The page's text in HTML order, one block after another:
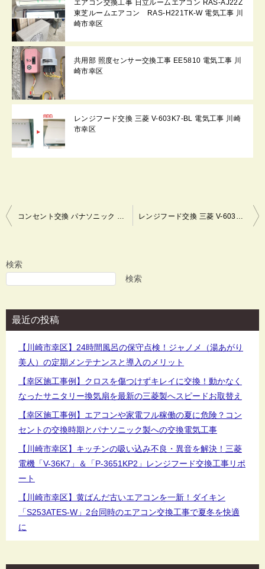
エアコン交換工事 日立ルームエアコン RAS-AJ22Z
東芝ルームエアコン RAS-H221TK-W 電気工事 川
崎市幸区
共用部 照度センサー交換工事 EE5810 電気工事 川
崎市幸区
レンジフード交換 三菱 V-603K7-BL 電気工事 川崎
市幸区
投
稿
ビ
ゲ
シ
ョ
コンセント交換 パナソニック ワイド21 WTF1502WK + WTF7003W 同等品 フルカラー WN1302010 + WN6003SW 電気工事 川崎市幸区 レンジフード交換 三菱 V-603K7-BL 電気工事 川崎市幸区
検索
検索
最近の投稿
【川崎市幸区】24時間風呂の保守点検！ジャノメ（湯あがり
美人）の定期メンテナンスと導入のメリット
【幸区施工事例】クロスを傷つけずキレイに交換！動かなく
なったサニタリー換気扇を最新の三菱製へスピードお取替え
【幸区施工事例】エアコンや家電フル稼働の夏に危険？コン
セントの交換時期とパナソニック製への交換電気工事
【川崎市幸区】キッチンの吸い込み不良・異音を解決！三菱
電機「V-36K7」＆「P-3651KP2」レンジフード交換工事リポ
ート
【川崎市幸区】黄ばんだ古いエアコンを一新！ダイキン
「S253ATES-W」2台同時のエアコン交換工事で夏冬を快適
に